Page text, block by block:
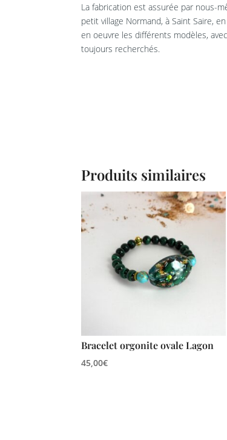
La fabrication est assurée par nous-
petit village Normand, à Saint Saire,
en oeuvre les différents modèles,
toujours recherchés.
Produits similaires
Bracelet orgonite ovale Lagon
45,00€